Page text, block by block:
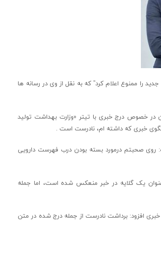
را ممنوع اعلام کرد” که به نقل از وی در رسانه ها
در خصوص درج خبری با تیتر «وزارت بهداشت تولید
خبری که داشته ام، نادرست است .
روی صحبتم درمورد بسته بودن درب فهرست دارویی
یک گلایه در خبر منعکس شده است، اما جمله
افزود: برداشت نادرست از جمله درج شده در متن